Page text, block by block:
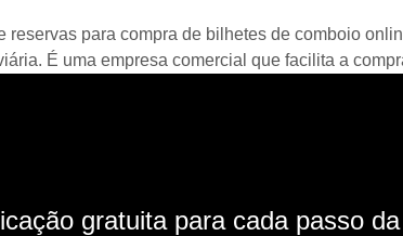
reservas para compra de bilhetes de comboio
É uma empresa comercial que facilita a
gratuita para cada passo da